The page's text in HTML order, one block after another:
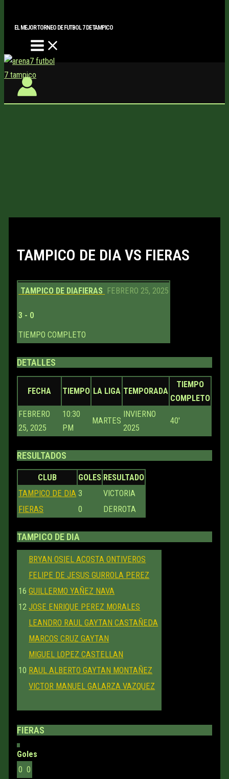
EL MEJOR TORNEO DE FUTBOL 7 DE TAMPICO
TAMPICO DE DIA VS FIERAS
TAMPICO DE DIAFIERAS FEBRERO 25, 2025
3 - 0
TIEMPO COMPLETO
DETALLES
FECHA TIEMPO LA LIGA TEMPORADA
TIEMPO
COMPLETO
FEBRERO
25, 2025
10:30
PM
MARTES
INVIERNO
2025
40'
RESULTADOS
CLUB GOLES RESULTADO
TAMPICO DE DIA 3
VICTORIA
FIERAS
0 DERROTA
TAMPICO DE DIA
BRYAN OSIEL ACOSTA ONTIVEROS
FELIPE DE JESUS GURROLA PEREZ
16 GUILLERMO YAÑEZ NAVA
12 JOSE ENRIQUE PEREZ MORALES
LEANDRO RAUL GAYTAN CASTAÑEDA
MARCOS CRUZ GAYTAN
MIGUEL LOPEZ CASTELLAN
10 RAUL ALBERTO GAYTAN MONTAÑEZ
VICTOR MANUEL GALARZA VAZQUEZ
FIERAS
Goles
0 0